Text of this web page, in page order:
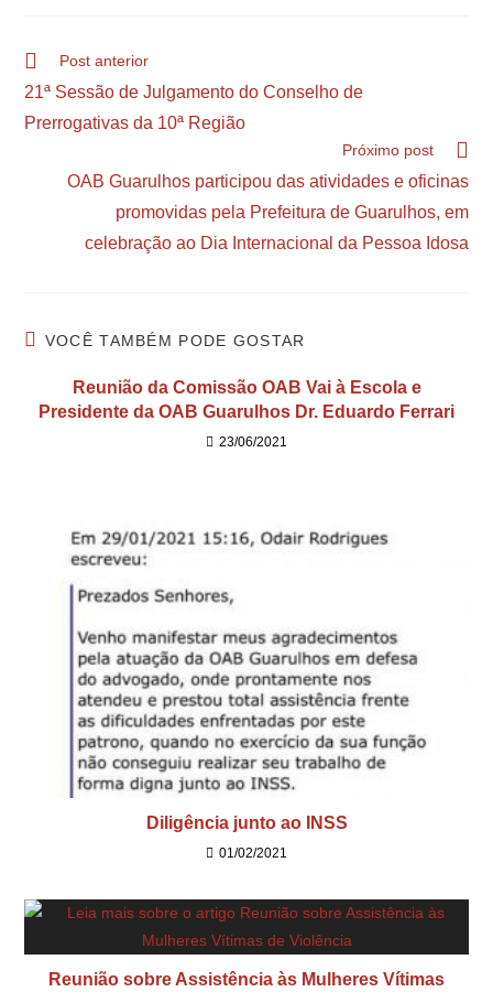
Post anterior
21ª Sessão de Julgamento do Conselho de
Prerrogativas da 10ª Região
Próximo post
OAB Guarulhos participou das atividades e oficinas
promovidas pela Prefeitura de Guarulhos, em
celebração ao Dia Internacional da Pessoa Idosa
VOCÊ TAMBÉM PODE GOSTAR
Reunião da Comissão OAB Vai à Escola e
Presidente da OAB Guarulhos Dr. Eduardo Ferrari
23/06/2021
Diligência junto ao INSS
01/02/2021
Reunião sobre Assistência às Mulheres Vítimas